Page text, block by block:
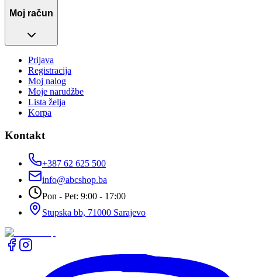
Moj račun
Prijava
Registracija
Moj nalog
Moje narudžbe
Lista želja
Korpa
Kontakt
+387 62 625 500
info@abcshop.ba
Pon - Pet: 9:00 - 17:00
Stupska bb, 71000 Sarajevo